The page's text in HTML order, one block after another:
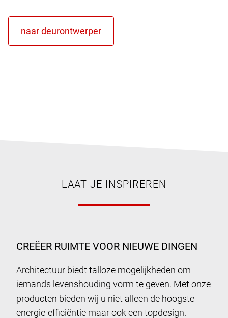
LAAT JE INSPIREREN
CREËER RUIMTE VOOR NIEUWE DINGEN
Architectuur biedt talloze mogelijkheden om
iemands levenshouding vorm te geven. Met onze
producten bieden wij u niet alleen de hoogste
energie-efficiëntie maar ook een topdesign.